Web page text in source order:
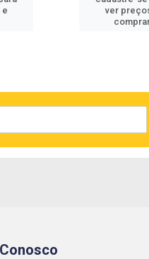
e
ver